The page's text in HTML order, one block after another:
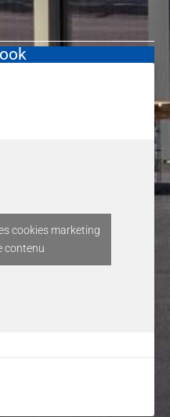
cookies marketing
contenu